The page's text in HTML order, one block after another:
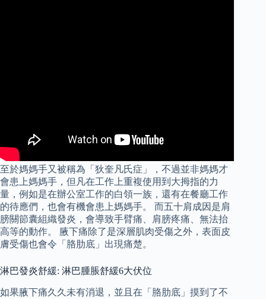
至於媽媽手又被稱為「狄奎凡氏症」，不過並非媽媽才
會患上媽媽手，但凡在工作上重複使用到大拇指的力
量，例如是在辦公室工作的白領一族，還有在餐廳工作
的待應們，也會有機會患上媽媽手。 而五十肩成因是肩
膀關節囊組織發炎，會導致手臂痛、肩膀疼痛、無法抬
高等的動作。 腋下痛除了是深層肌肉受傷之外，表面皮
膚受傷也會令「胳肋底」出現痛楚。
淋巴發炎舒緩: 淋巴腫脹舒緩6大伏位
如果腋下痛久久未有消退，並且在「胳肋底」摸到了不